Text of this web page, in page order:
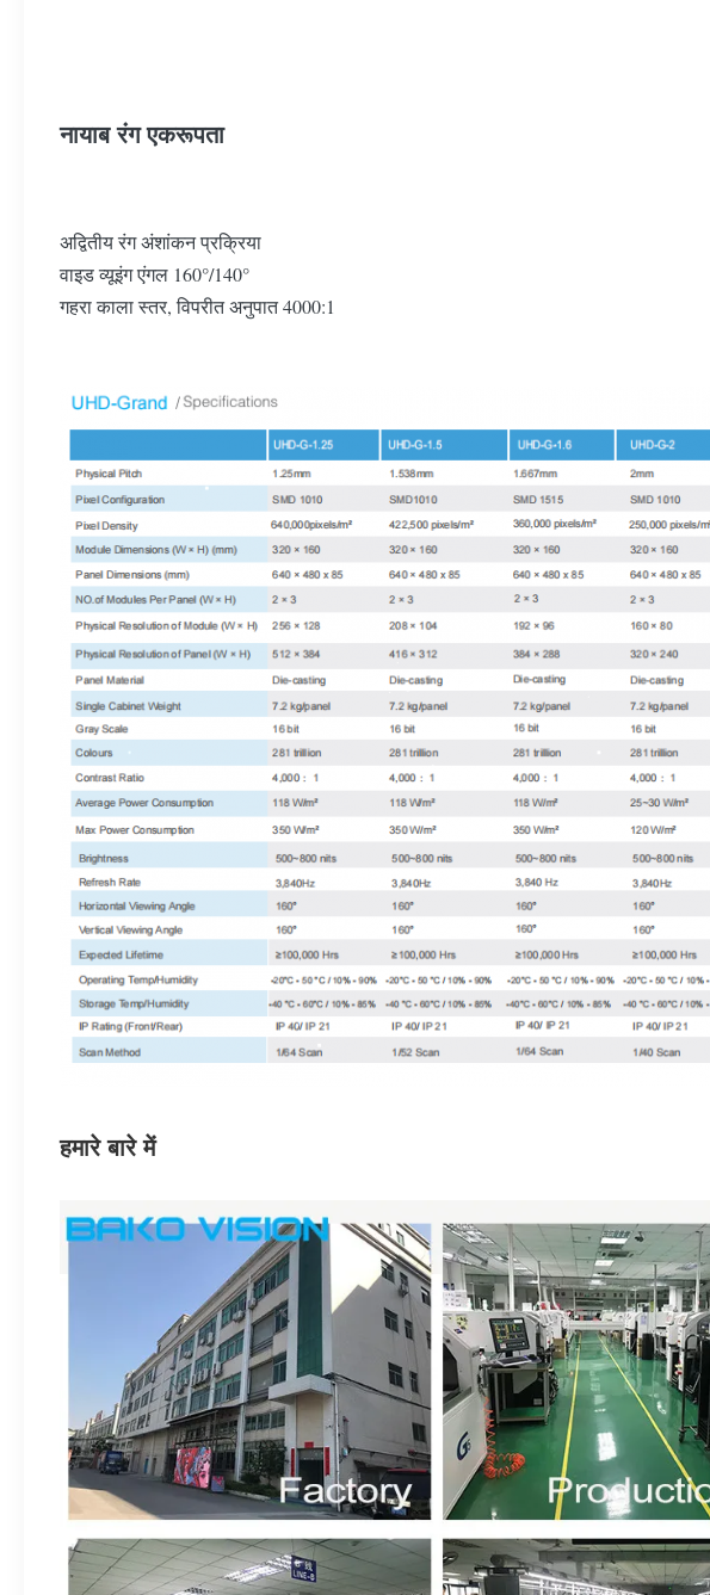
नायाब रंग एकरूपता
अद्वितीय रंग अंशांकन प्रक्रिया
वाइड व्यूइंग एंगल 160°/140°
गहरा काला स्तर, विपरीत अनुपात 4000:1
हमारे बारे में